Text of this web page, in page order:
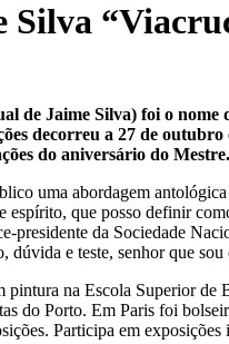
de Jaime Silva) foi o
decorreu a 27 de
do aniversário do Mestre.
uma abordagem
que posso definir
presidente da Sociedade
e teste, senhor que
pintura na Escola Superior
do Porto. Em Paris foi
Participa em